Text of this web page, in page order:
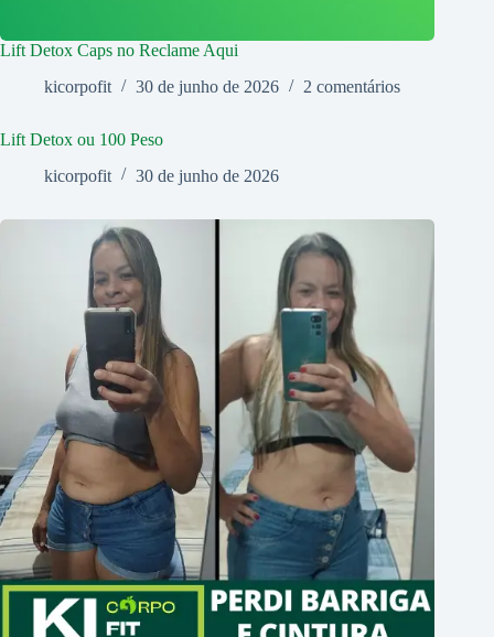
Lift Detox Caps no Reclame Aqui
kicorpofit
30 de junho de 2026 2 comentários
Lift Detox ou 100 Peso
kicorpofit
30 de junho de 2026